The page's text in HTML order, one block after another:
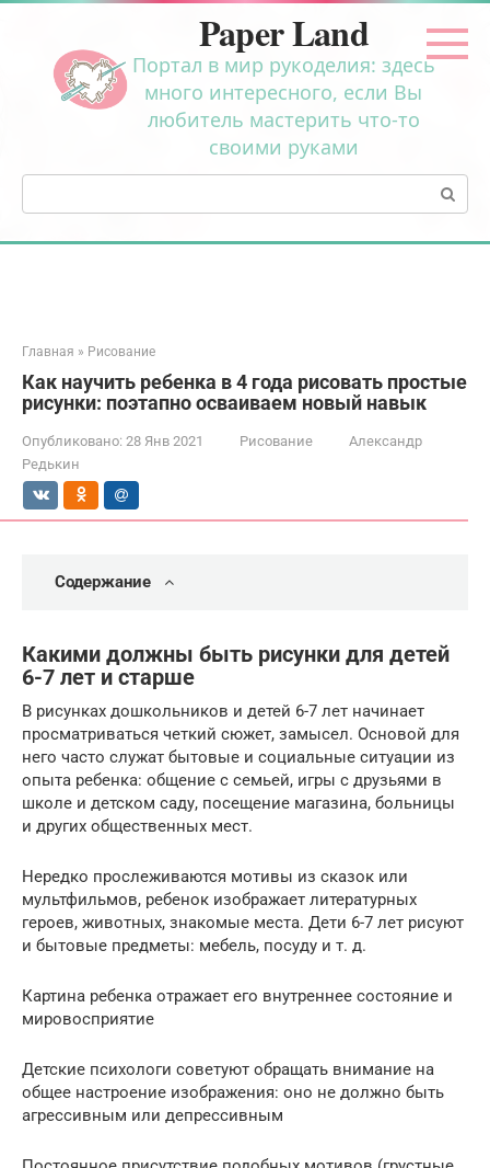
Перейти
контенту
Paper Land
Портал в мир рукоделия: здесь
много интересного, если Вы
любитель мастерить что-то
своими руками
Поиск:
Главная » Рисование
Как научить ребенка в 4 года рисовать простые
рисунки: поэтапно осваиваем новый навык
Опубликовано: 28 Янв 2021 Рисование
Александр
Редькин
Содержание
Какими должны быть рисунки для детей
6-7 лет и старше
В рисунках дошкольников и детей 6-7 лет начинает
просматриваться четкий сюжет, замысел. Основой для
него часто служат бытовые и социальные ситуации из
опыта ребенка: общение с семьей, игры с друзьями в
школе и детском саду, посещение магазина, больницы
и других общественных мест.
Нередко прослеживаются мотивы из сказок или
мультфильмов, ребенок изображает литературных
героев, животных, знакомые места. Дети 6-7 лет рисуют
и бытовые предметы: мебель, посуду и т. д.
Картина ребенка отражает его внутреннее состояние и
мировосприятие
Детские психологи советуют обращать внимание на
общее настроение изображения: оно не должно быть
агрессивным или депрессивным